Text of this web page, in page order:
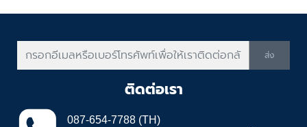
ส่ง
ติดต่อเรา
087-654-7788 (TH)